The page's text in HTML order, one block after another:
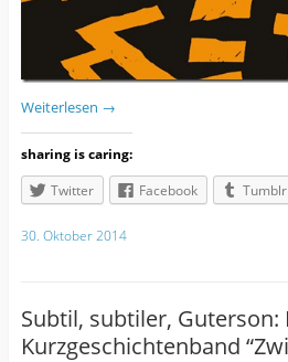
Weiterlesen →
sharing is caring:
Twitter
Facebook Tumblr
30. Oktober 2014
Subtil, subtiler, Guterson:
Kurzgeschichtenband